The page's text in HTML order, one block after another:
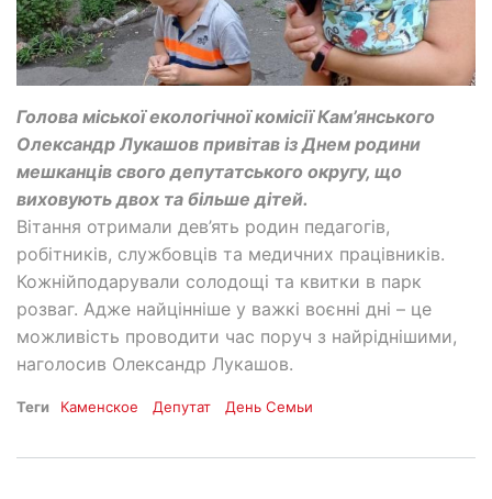
Голова міської екологічної комісії Кам’янського
Олександр Лукашов привітав із Днем родини
мешканців свого депутатського округу, що
виховують двох та більше дітей.
Вітання отримали дев’ять родин педагогів,
робітників, службовців та медичних працівників.
Кожнійподарували солодощі та квитки в парк
розваг. Адже найцінніше у важкі воєнні дні – це
можливість проводити час поруч з найріднішими,
наголосив Олександр Лукашов.
Теги Каменское Депутат День Семьи